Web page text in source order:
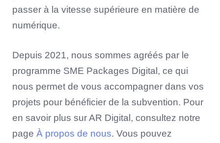
passer à la vitesse supérieure en matière de
numérique.
Depuis 2021, nous sommes agréés par le
programme SME Packages Digital, ce qui
nous permet de vous accompagner dans vos
projets pour bénéficier de la subvention. Pour
en savoir plus sur AR Digital, consultez notre
page À propos de nous. Vous pouvez